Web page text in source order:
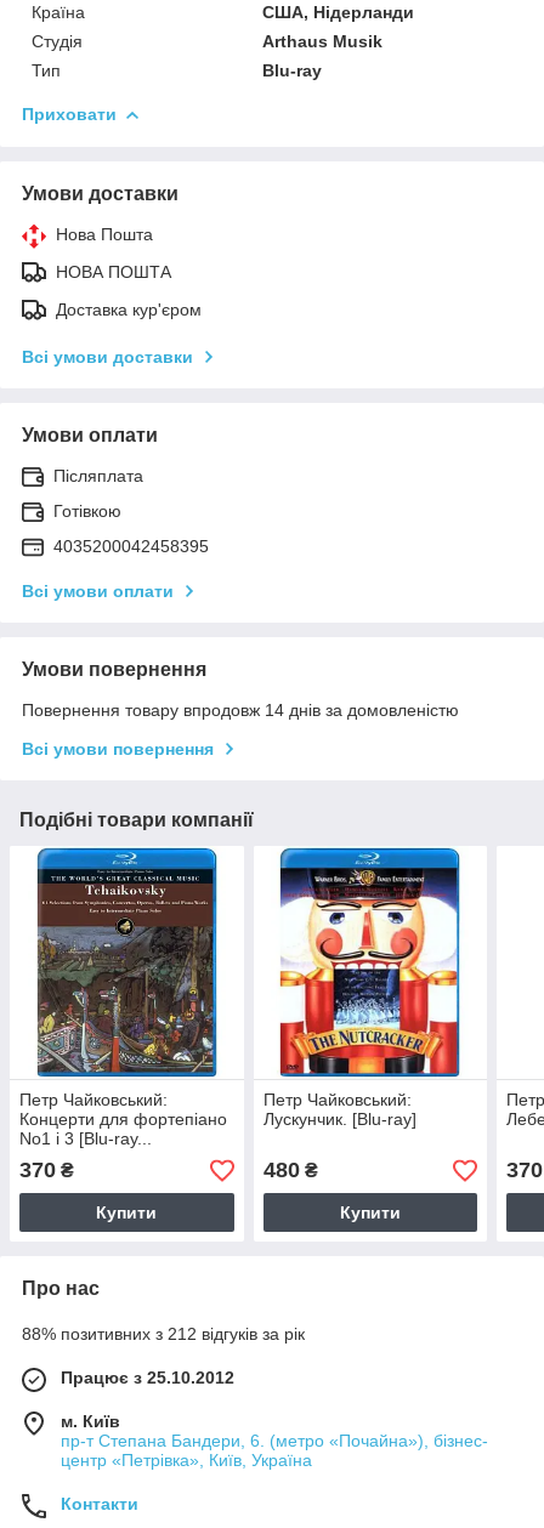
Країна
США, Нідерланди
Студія
Arthaus Musik
Тип
Blu-ray
Приховати
Умови доставки
Нова Пошта
НОВА ПОШТА
Доставка кур'єром
Всі умови доставки
Умови оплати
Післяплата
Готівкою
4035200042458395
Всі умови оплати
Умови повернення
Повернення товару впродовж 14 днів за домовленістю
Всі умови повернення
Подібні товари компанії
Петр Чайковський:
Концерти для фортепіано
No1 і 3 [Blu-ray...
370 ₴
Купити
Петр Чайковський:
Лускунчик. [Blu-ray]
480₴
Купити
370
Про нас
88% позитивних з 212 відгуків за рік
Працює з 25.10.2012
м. Київ
пр-т Степана Бандери, 6. (метро «Почайна»), бізнес-
центр «Петрівка», Київ, Україна
Контакти